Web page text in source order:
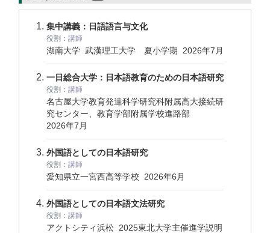
集中講義：日語語言与文化
役割： 講師
湖南大学 武漢理工大学 夏小学期 2026年7月
一日総合大学：日本語教育のための日本語研究
役割： 講師
名古屋大学教育発達科学研究科附属高大接続研
究センター、教育学部附属学校進路部
2026年7月
外国語としての日本語研究
役割： 講師
愛知県立一宮西高等学校 2026年6月
外国語としての日本語文法研究
役割： 講師
アクトシティ浜松 2025東北大学主催進学説明